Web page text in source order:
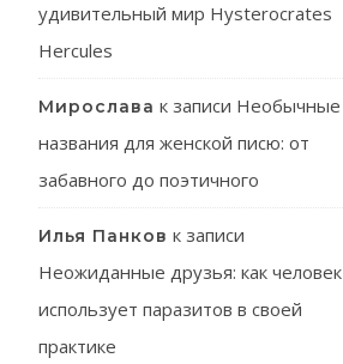
удивительный мир Hysterocrates
Hercules
Мирослава к записи Необычные
названия для женской писю: от
забавного до поэтичного
Илья Панков к записи
Неожиданные друзья: как человек
использует паразитов в своей
практике